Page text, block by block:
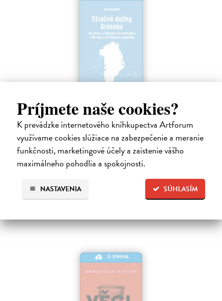
Príjmete naše cookies?
K prevádzke internetového kníhkupectva Artforum
využívame cookies slúžiace na zabezpečenie a meranie
funkčnosti, marketingové účely a zaistenie vášho
maximálneho pohodlia a spokojnosti.
SÚHLASÍM
NASTAVENIA
Stručné dejiny Grónska
Koubský Petr
| Elektronická kniha
Príbeh Grónska písali Inuiti, Vikingovia a napríklad aj misionári z
Moravy. Teraz sa oň začal celý svet zaujímať v súvislosti s výrokmi
výstredne konajúceho amerického prezidenta Trumpa.
Na stiahnutie akoEPUB,MOBIaPDF
E-KNIHA